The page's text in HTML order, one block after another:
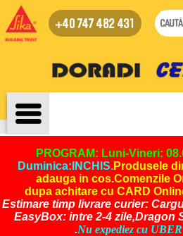
+40 747 482 431
PROGRAM: Luni-Vineri:
Duminica:INCHIS.Produsele
adauga in cos.Comenzile
dupa achitare cu CARD
Estimare timp livrare curier:
EasyBox: intre 2-4 zile,Dragon
.Nu expediez cu